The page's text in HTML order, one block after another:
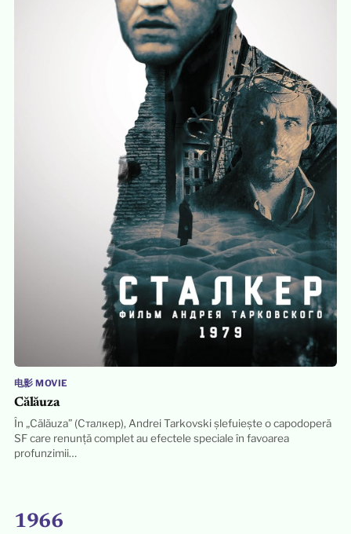
电影 MOVIE
Călăuza
În „Călăuza” (Сталкер), Andrei Tarkovski șlefuiește o capodoperă
SF care renunță complet au efectele speciale în favoarea
profunzimii…
1966